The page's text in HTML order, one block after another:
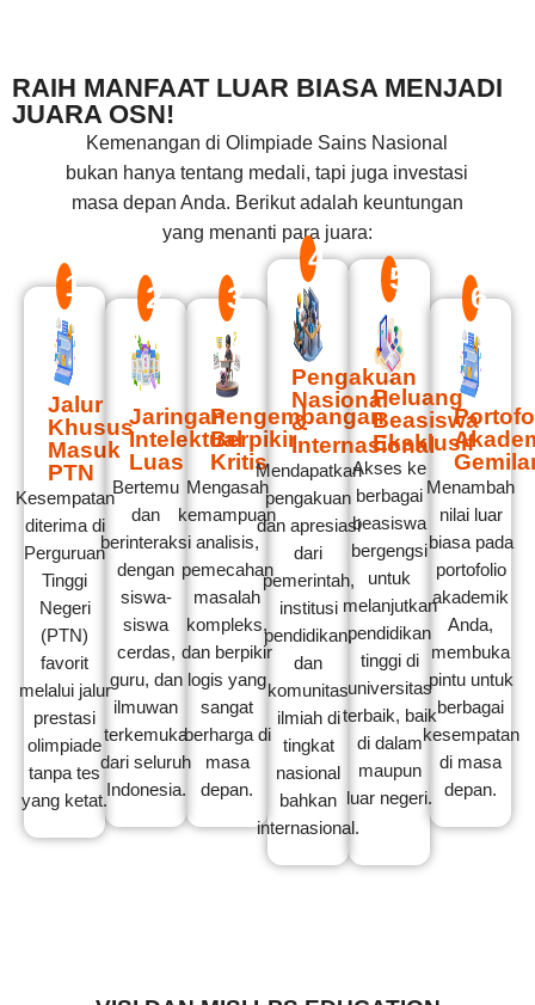
RAIH MANFAAT LUAR BIASA MENJADI
JUARA OSN!
Kemenangan di Olimpiade Sains Nasional
bukan hanya tentang medali, tapi juga investasi
masa depan Anda. Berikut adalah keuntungan
yang menanti para juara:
1
Jalur
Khusus
Masuk
PTN
Kesempatan
diterima di
Perguruan
Tinggi
Negeri
(PTN)
favorit
melalui jalur
prestasi
olimpiade
tanpa tes
yang ketat.
2
Jaringan
Intelektual
Luas
Bertemu
dan
berinteraksi
dengan
siswa-
siswa
cerdas,
guru, dan
ilmuwan
terkemuka
dari seluruh
Indonesia.
3
Pengembangan
Berpikir
Kritis
Mengasah
kemampuan
analisis,
pemecahan
masalah
kompleks,
dan berpikir
logis yang
sangat
berharga di
masa
depan.
4
Pengakuan
Nasional
&
Internasional
Mendapatkan
pengakuan
dan apresiasi
dari
pemerintah,
institusi
pendidikan,
dan
komunitas
ilmiah di
tingkat
nasional
bahkan
internasional.
5
Peluang
Beasiswa
Eksklusif
Akses ke
berbagai
beasiswa
bergengsi
untuk
melanjutkan
pendidikan
tinggi di
universitas
terbaik, baik
di dalam
maupun
luar negeri.
6
Menambah
nilai luar
biasa pada
portofolio
akademik
Anda,
membuka
pintu untuk
berbagai
kesempatan
di masa
depan.